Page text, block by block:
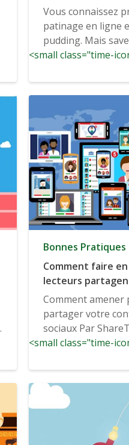
Vous connaissez
patinage en ligne
pudding. Mais
<small class="time-
Bonnes Pratiques
Comment faire
lecteurs
leur site Web
Comment amener
partager votre
sociaux Par
<small class="time-